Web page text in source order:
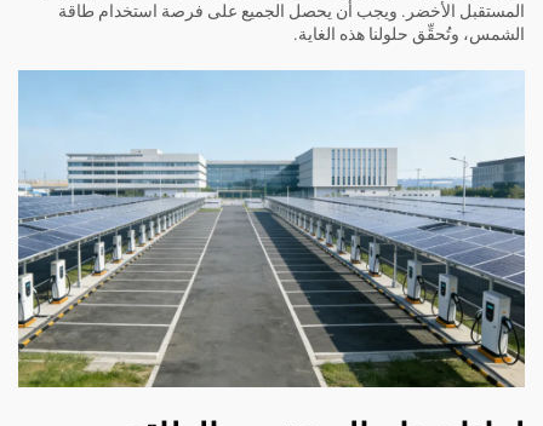
المستقبل الأخضر. ويجب أن يحصل الجميع على فرصة استخدام طاقة
الشمس، وتُحقِّق حلولنا هذه الغاية.